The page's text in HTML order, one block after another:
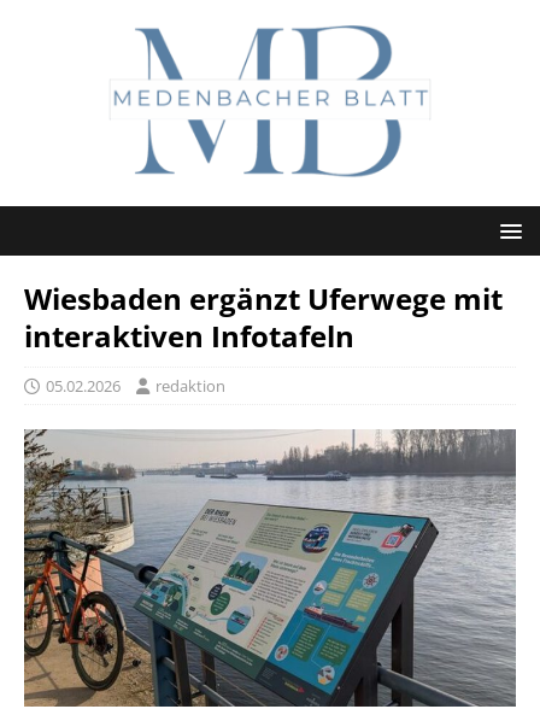
Wiesbaden ergänzt Uferwege mit
interaktiven Infotafeln
05.02.2026 redaktion